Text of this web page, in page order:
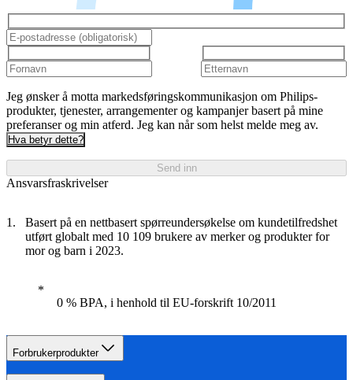
Jeg ønsker å motta markedsføringskommunikasjon om Philips-
produkter, tjenester, arrangementer og kampanjer basert på mine
preferanser og min atferd. Jeg kan når som helst melde meg av.
Hva betyr dette?
Send inn
Ansvarsfraskrivelser
Basert på en nettbasert spørreundersøkelse om kundetilfredshet
utført globalt med 10 109 brukere av merker og produkter for
mor og barn i 2023.
0 % BPA, i henhold til EU-forskrift 10/2011
Forbrukerprodukter